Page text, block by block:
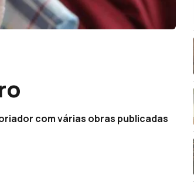
com várias obras publicadas